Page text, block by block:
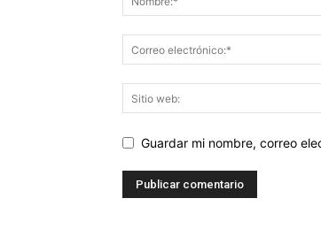
Guardar mi nombre, correo